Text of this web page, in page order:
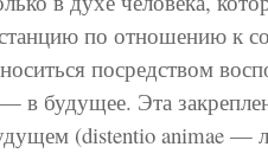
по отношению к
посредством
в будущее. Эта
(distentio animae —